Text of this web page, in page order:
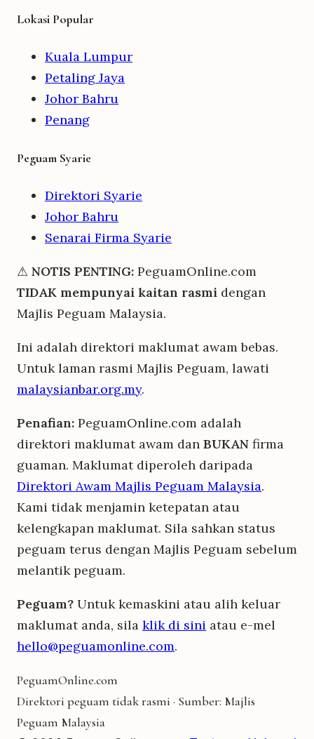
Lokasi Popular
Kuala Lumpur
Petaling Jaya
Johor Bahru
Penang
Peguam Syarie
Direktori Syarie
Johor Bahru
Senarai Firma Syarie
⚠ NOTIS PENTING: PeguamOnline.com
TIDAK mempunyai kaitan rasmi dengan
Majlis Peguam Malaysia.
Ini adalah direktori maklumat awam bebas.
Untuk laman rasmi Majlis Peguam, lawati
malaysianbar.org.my.
Penafian: PeguamOnline.com adalah
direktori maklumat awam dan BUKAN firma
guaman. Maklumat diperoleh daripada
Direktori Awam Majlis Peguam Malaysia.
Kami tidak menjamin ketepatan atau
kelengkapan maklumat. Sila sahkan status
peguam terus dengan Majlis Peguam sebelum
melantik peguam.
Peguam? Untuk kemaskini atau alih keluar
maklumat anda, sila klik di sini atau e-mel
hello@peguamonline.com.
PeguamOnline.com
Direktori peguam tidak rasmi · Sumber: Majlis
Peguam Malaysia